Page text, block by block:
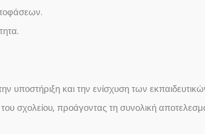
υποστήριξη και την ενίσχυση των
του σχολείου, προάγοντας τη συνολική